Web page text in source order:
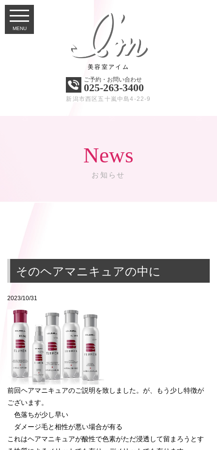
美容室アイム
ご予約・お問い合わせ
025-263-3400
新潟市西区五十嵐中島4-22-9
News
お知らせ
そのヘアマニキュアの中に
2023/10/31
前回ヘアマニキュアのご説明を致しました。が、もう少し特徴が
ございます。
色落ちが少し早い
ダメージ毛と相性が悪い場合が有る
これはヘアマニキュアが酸性で色素がただ浸透して留まろうとす